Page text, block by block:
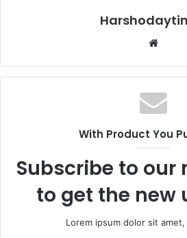
With Product You
Subscribe to
to get the new
Lorem ipsum dolor sit